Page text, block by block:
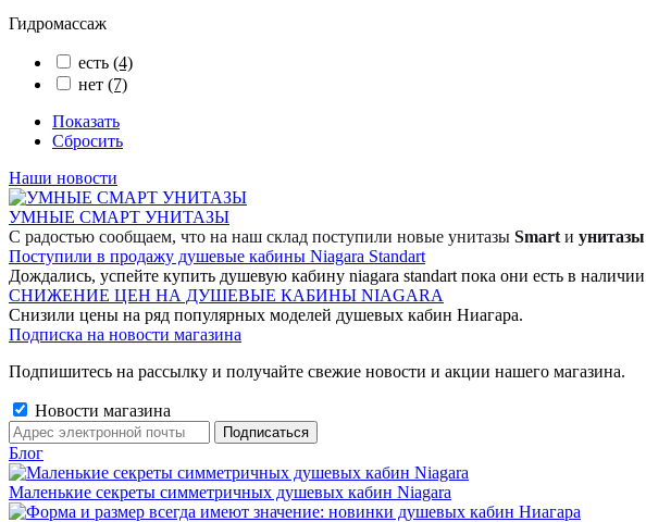
Гидромассаж
есть (4)
нет (7)
Показать
Сбросить
Наши новости
УМНЫЕ СМАРТ УНИТАЗЫ
С радостью сообщаем, что на наш склад поступили новые унитазы Smart и
Поступили в продажу душевые кабины Niagara Standart
Дождались, успейте купить душевую кабину niagara standart пока они есть в
СНИЖЕНИЕ ЦЕН НА ДУШЕВЫЕ КАБИНЫ NIAGARA
Снизили цены на ряд популярных моделей душевых кабин Ниагара.
Подписка на новости магазина
Подпишитесь на рассылку и получайте свежие новости и акции нашего магазина.
Новости магазина
Блог
Маленькие секреты симметричных душевых кабин Niagara